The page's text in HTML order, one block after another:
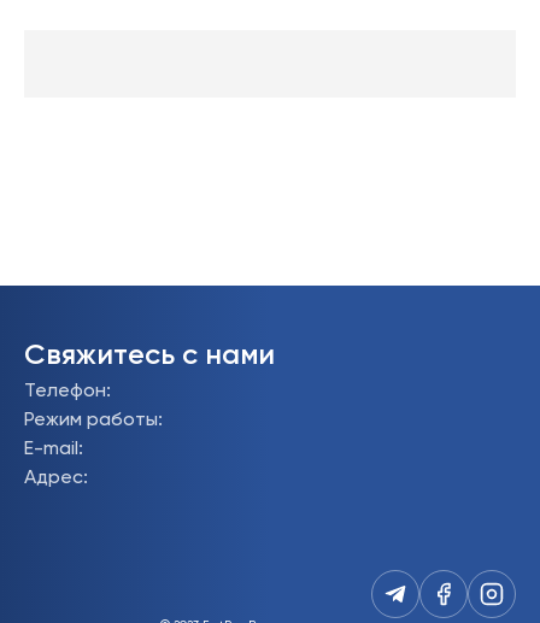
Свяжитесь с нами
Телефон:
Режим работы:
E-mail :
Адрес: